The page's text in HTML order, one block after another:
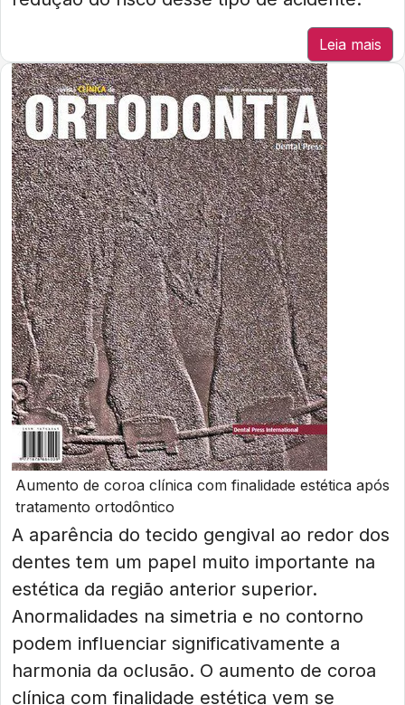
Leia mais
Aumento de coroa clínica com finalidade estética após
tratamento ortodôntico
A aparência do tecido gengival ao redor dos
dentes tem um papel muito importante na
estética da região anterior superior.
Anormalidades na simetria e no contorno
podem influenciar significativamente a
harmonia da oclusão. O aumento de coroa
clínica com finalidade estética vem se